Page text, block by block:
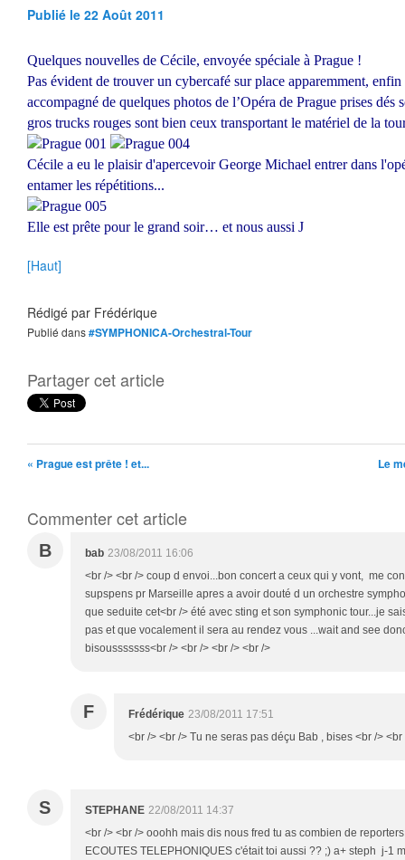
Publié le 22 Août 2011
Quelques nouvelles de Cécile, envoyée spéciale à Prague !
Pas évident de trouver un cybercafé sur place apparemment,
accompagné de quelques photos de l’Opéra de Prague prises dés
gros trucks rouges sont bien ceux transportant le matériel de la
Cécile a eu le plaisir d'apercevoir George Michael entrer dans
entamer les répétitions...
Elle est prête pour le grand soir… et nous aussi J
[Haut]
Rédigé par Frédérique
Publié dans#SYMPHONICA-Orchestral-Tour
Partager cet article
« Prague est prête ! et... Le
Commenter cet article
B bab 23/08/2011 16:06
<br /> <br /> coup d envoi...bon concert a ceux qui y vont, me
supspens pr Marseille apres a avoir douté d un orchestre
que seduite cet<br /> été avec sting et son symphonic tour...je
pas et que vocalement il sera au rendez vous ...wait and see
bisousssssss<br /> <br /> <br /> <br />
F Frédérique 23/08/2011 17:51
<br /> <br /> Tu ne seras pas déçu Bab , bises <br /> <br
S STEPHANE 22/08/2011 14:37
<br /> <br /> ooohh mais dis nous fred tu as combien de
ECOUTES TELEPHONIQUES c'était toi aussi ?? ;) a+ steph j-1